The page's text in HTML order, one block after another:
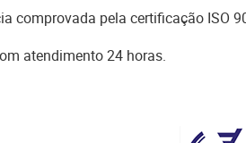
comprovada pela certificação ISO
atendimento 24 horas.